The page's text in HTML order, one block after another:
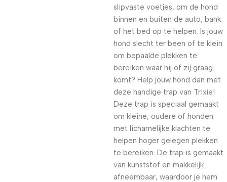
slipvaste voetjes, om de hond
binnen en buiten de auto, bank
of het bed op te helpen. Is jouw
hond slecht ter been of te klein
om bepaalde plekken te
bereiken waar hij of zij graag
komt? Help jouw hond dan met
deze handige trap van Trixie!
Deze trap is speciaal gemaakt
om kleine, oudere of honden
met lichamelijke klachten te
helpen hoger gelegen plekken
te bereiken. De trap is gemaakt
van kunststof en makkelijk
afneembaar, waardoor je hem